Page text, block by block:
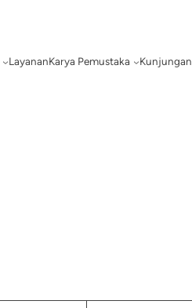
LayananKarya Pemustaka Kunjungan